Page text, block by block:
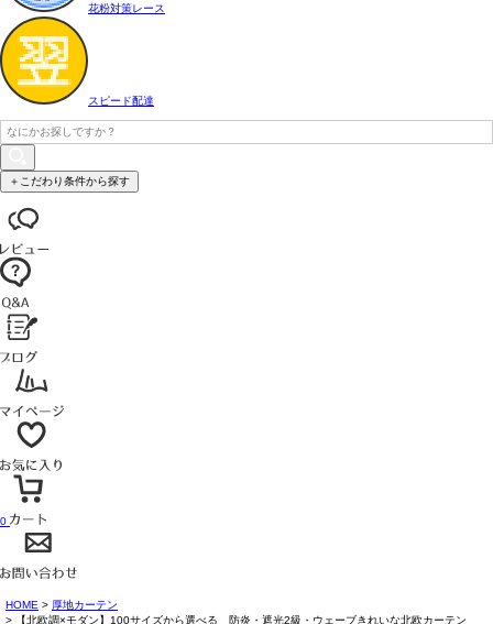
花粉対策レース
スピード配達
＋こだわり条件から探す
0
HOME
厚地カーテン
【北欧調×モダン】100サイズから選べる 防炎・遮光2級・ウェーブきれいな北欧カーテン